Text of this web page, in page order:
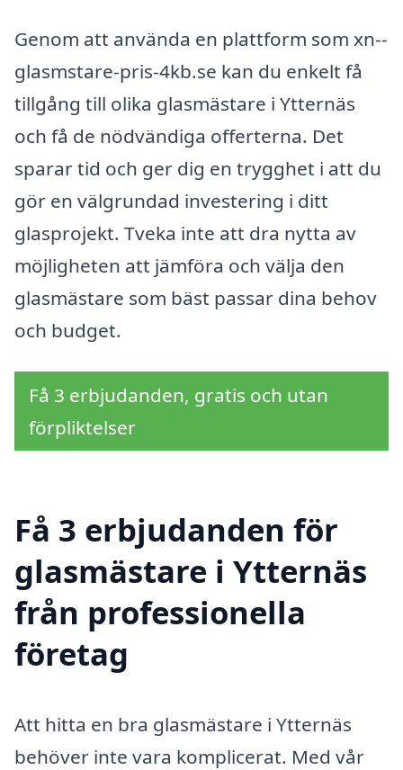
Genom att använda en plattform som xn--
glasmstare-pris-4kb.se kan du enkelt få
tillgång till olika glasmästare i Ytternäs
och få de nödvändiga offerterna. Det
sparar tid och ger dig en trygghet i att du
gör en välgrundad investering i ditt
glasprojekt. Tveka inte att dra nytta av
möjligheten att jämföra och välja den
glasmästare som bäst passar dina behov
och budget.
Få 3 erbjudanden, gratis och utan
förpliktelser
Få 3 erbjudanden för
glasmästare i Ytternäs
från professionella
företag
Att hitta en bra glasmästare i Ytternäs
behöver inte vara komplicerat. Med vår